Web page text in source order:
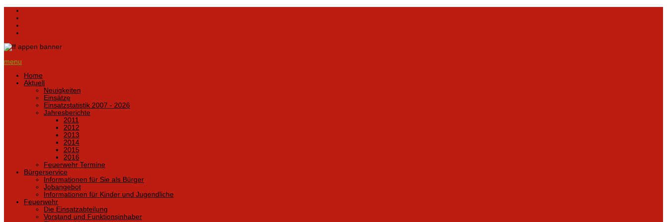
menu
Home
Aktuell
Neuigkeiten
Einsätze
Einsatzstatistik 2007 - 2026
Jahresberichte
2011
2012
2013
2014
2015
2016
Feuerwehr Termine
Bürgerservice
Informationen für Sie als Bürger
Jobangebot
Informationen für Kinder und Jugendliche
Feuerwehr
Die Einsatzabteilung
Vorstand und Funktionsinhaber